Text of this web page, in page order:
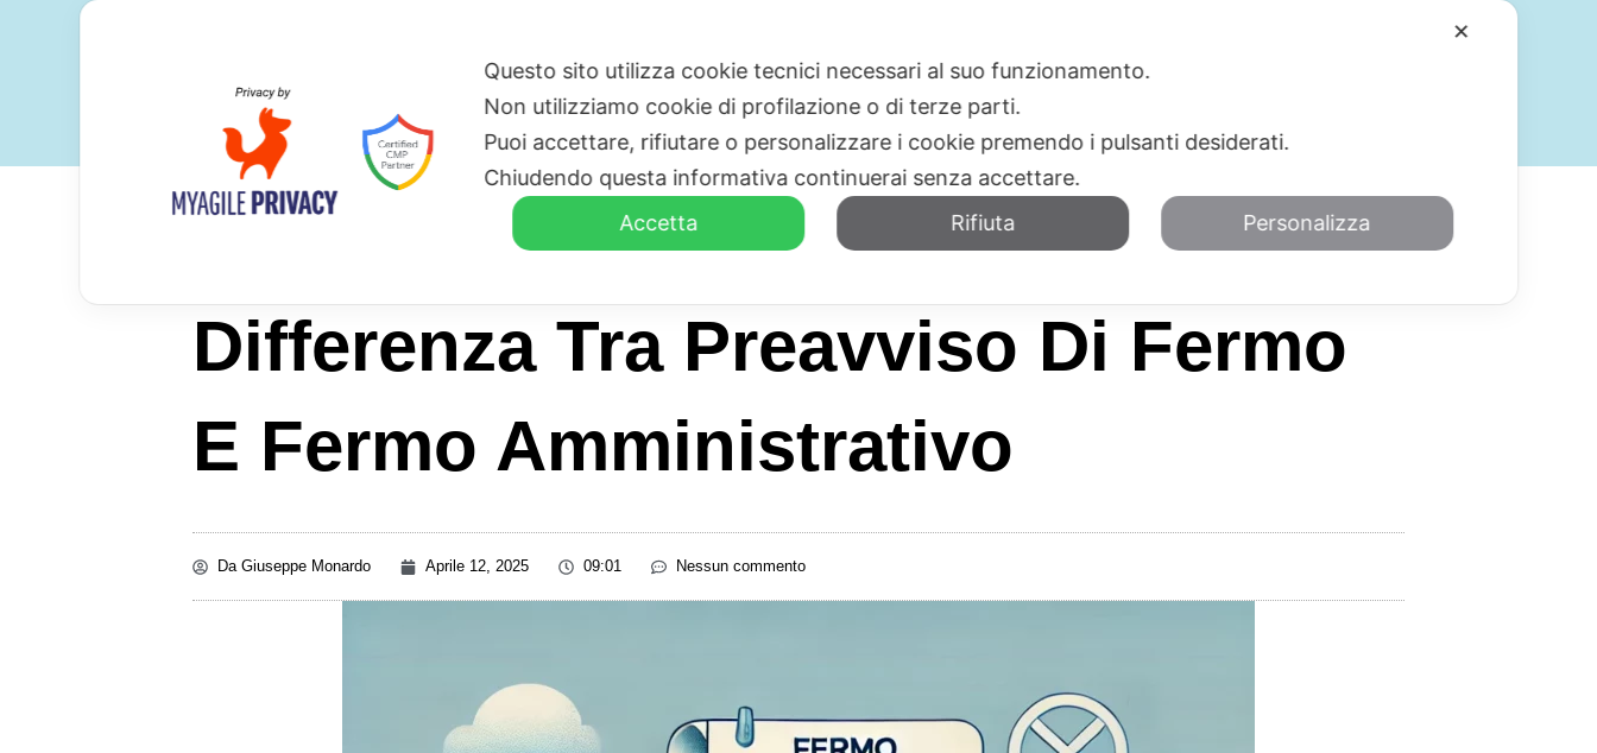
HOME CHI SIAMO SERVIZI
Differenza Tra Preavviso Di Fermo
E Fermo Amministrativo
DaGiuseppe Monardo Aprile 12, 2025 09:01 Nessun commento
✕
Questo sito utilizza cookie tecnici necessari al suo funzionamento.
Non utilizziamo cookie di profilazione o di terze parti.
Puoi accettare, rifiutare o personalizzare i cookie premendo i pulsanti desiderati.
Chiudendo questa informativa continuerai senza accettare.
Accetta
Rifiuta Personalizza